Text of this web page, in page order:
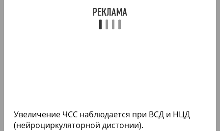
Увеличение ЧСС наблюдается при ВСД и НЦД
(нейроциркуляторной дистонии).